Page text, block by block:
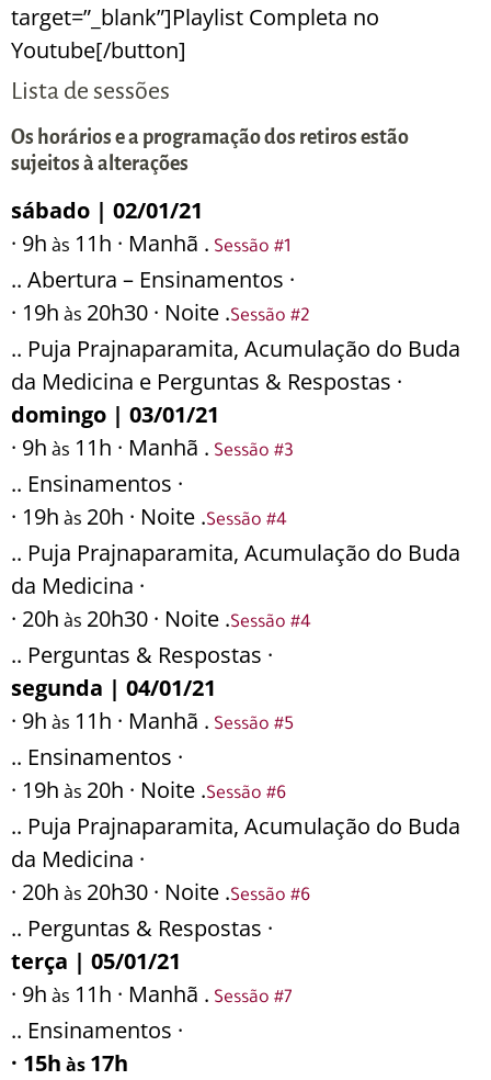
target=”_blank”]Playlist Completa no
Youtube[/button]
Lista de sessões
Os horários e a programação dos retiros estão
sujeitos à alterações
sábado | 02/01/21
· 9h às 11h · Manhã . Sessão #1
.. Abertura – Ensinamentos ·
· 19h às 20h30 · Noite .Sessão #2
.. Puja Prajnaparamita, Acumulação do Buda
da Medicina e Perguntas & Respostas ·
domingo | 03/01/21
· 9h às 11h · Manhã . Sessão #3
.. Ensinamentos ·
· 19h às 20h · Noite .Sessão #4
.. Puja Prajnaparamita, Acumulação do Buda
da Medicina ·
· 20h às 20h30 · Noite .Sessão #4
.. Perguntas & Respostas ·
segunda | 04/01/21
· 9h às 11h · Manhã . Sessão #5
.. Ensinamentos ·
· 19h às 20h · Noite .Sessão #6
.. Puja Prajnaparamita, Acumulação do Buda
da Medicina ·
· 20h às 20h30 · Noite .Sessão #6
.. Perguntas & Respostas ·
terça | 05/01/21
· 9h às 11h · Manhã . Sessão #7
.. Ensinamentos ·
· 15h às 17h